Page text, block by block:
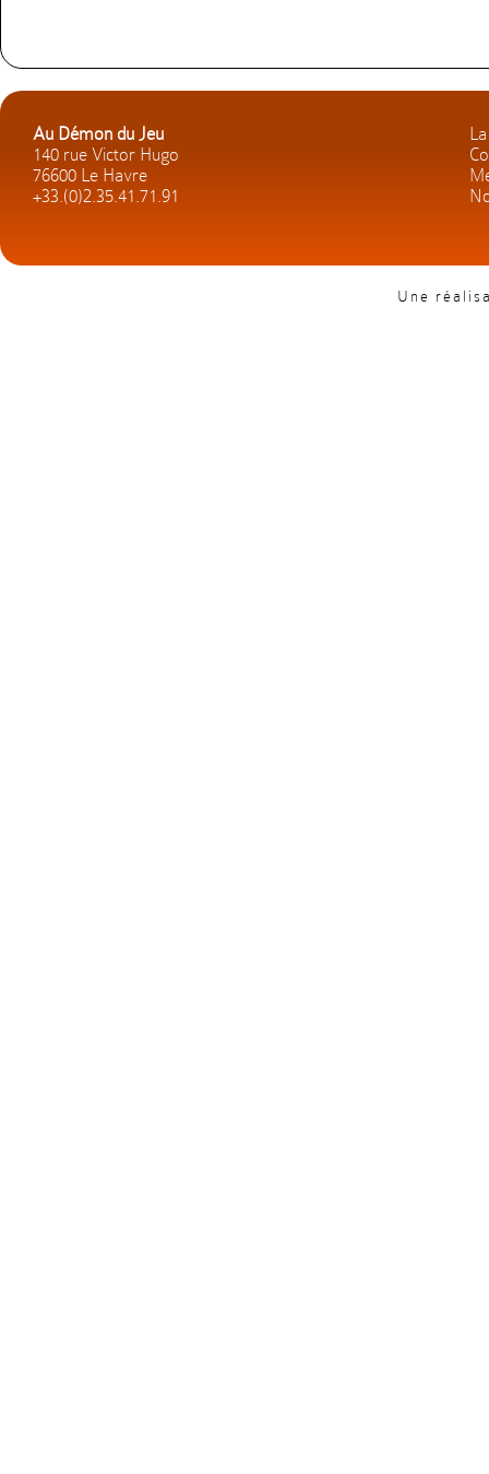
Au Démon du Jeu
140 rue Victor Hugo
76600 Le Havre
+33.(0)2.35.41.71.91
Une